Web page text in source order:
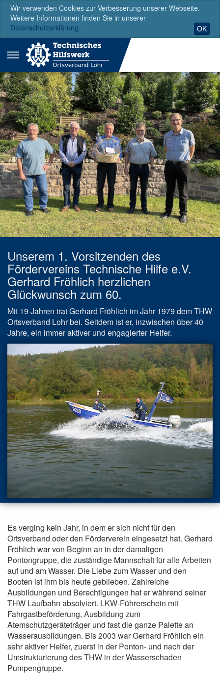
Wir verwenden Cookies zur Verbesserung unserer Webseite.
Weitere Informationen finden Sie in unserer
Datenschutzerklärung.
OK
Menü
ausklappen
Unserem 1. Vorsitzenden des
Fördervereins Technische Hilfe e.V.
Gerhard Fröhlich herzlichen
Glückwunsch zum 60.
Mit 19 Jahren trat Gerhard Fröhlich im Jahr 1979 dem THW
Ortsverband Lohr bei. Seitdem ist er, inzwischen über 40
Jahre, ein immer aktiver und engagierter Helfer.
Es verging kein Jahr, in dem er sich nicht für den
Ortsverband oder den Förderverein eingesetzt hat. Gerhard
Fröhlich war von Beginn an in der damaligen
Pontongruppe, die zuständige Mannschaft für alle Arbeiten
auf und am Wasser. Die Liebe zum Wasser und den
Booten ist ihm bis heute geblieben. Zahlreiche
Ausbildungen und Berechtigungen hat er während seiner
THW Laufbahn absolviert. LKW-Führerschein mit
Fahrgastbeförderung, Ausbildung zum
Atemschutzgeräteträger und fast die ganze Palette an
Wasserausbildungen. Bis 2003 war Gerhard Fröhlich ein
sehr aktiver Helfer, zuerst in der Ponton- und nach der
Umstrukturierung des THW in der Wasserschaden
Pumpengruppe.